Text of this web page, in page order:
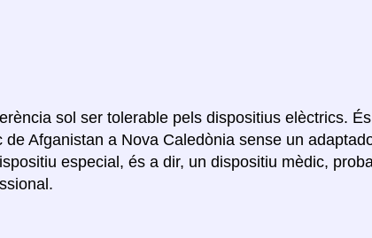
sol ser tolerable pels dispositius elèctrics.
Afganistan a Nova Caledònia sense un
especial, és a dir, un dispositiu mèdic,